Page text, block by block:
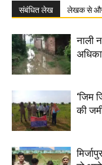
संबंधित लेख लेखक से
नाली
‘जिम
की